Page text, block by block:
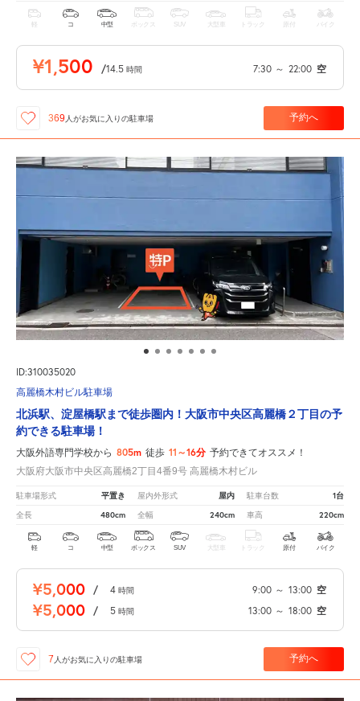
軽 コ 中型 ボックス SUV 大型車 トラック 原付 バイク
¥1,500 /14.5 時間 7:30 ～ 22:00 空
369 人がお気に入りの駐車場 予約へ
ID:310035020
高麗橋木村ビル駐車場
北浜駅、淀屋橋駅まで徒歩圏内！大阪市中央区高麗橋２丁目の予
約できる駐車場！
大阪外語専門学校から 805m 徒歩 11～16分 予約できてオススメ！
大阪府大阪市中央区高麗橋2丁目4番9号 高麗橋木村ビル
駐車場形式 平置き 屋内外形式 屋内 駐車台数 1台
全長 480cm 全幅 240cm 車高 220cm
軽 コ 中型 ボックス SUV 大型車 トラック 原付 バイク
¥5,000 / 4 時間 9:00 ～ 13:00 空
¥5,000 / 5 時間 13:00 ～ 18:00 空
7 人がお気に入りの駐車場 予約へ